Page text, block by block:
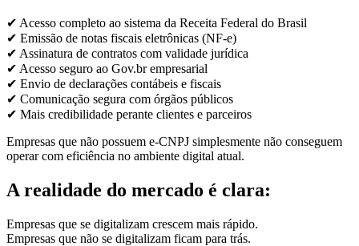
✔ Acesso completo ao sistema da Receita Federal do Brasil
✔ Emissão de notas fiscais eletrônicas (NF-e)
✔ Assinatura de contratos com validade jurídica
✔ Acesso seguro ao Gov.br empresarial
✔ Envio de declarações contábeis e fiscais
✔ Comunicação segura com órgãos públicos
✔ Mais credibilidade perante clientes e parceiros
Empresas que não possuem e-CNPJ simplesmente não conseguem
operar com eficiência no ambiente digital atual.
A realidade do mercado é clara:
Empresas que se digitalizam crescem mais rápido.
Empresas que não se digitalizam ficam para trás.